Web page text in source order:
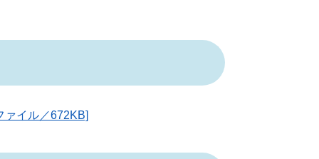
ァイル／672KB]